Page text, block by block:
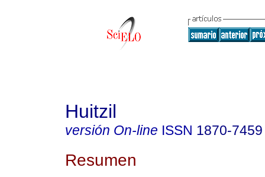
Huitzil
versión On-line ISSN 1870-7459
Resumen